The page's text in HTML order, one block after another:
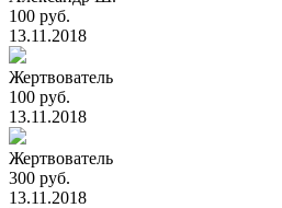
100 руб.
13.11.2018
Жертвователь
100 руб.
13.11.2018
Жертвователь
300 руб.
13.11.2018